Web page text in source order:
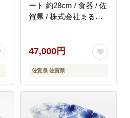
ート 約28cm / 食器 / 佐
賀県 / 株式会社まるぶ
47,000円
佐賀県 佐賀県